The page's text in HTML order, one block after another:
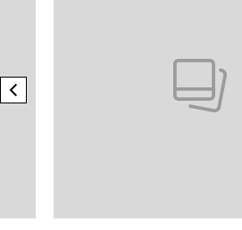
previous element